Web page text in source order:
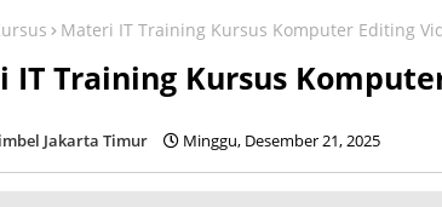
Materi IT Training Kursus Komputer Editing
IT Training Kursus
Jakarta Timur Minggu, Desember 21, 2025